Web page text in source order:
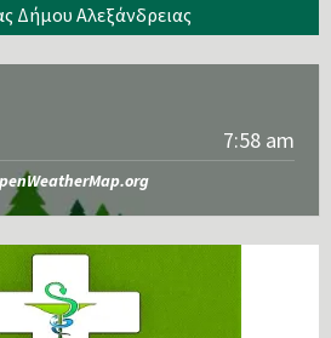
Δήμου Αλεξάνδρειας
7:58 am